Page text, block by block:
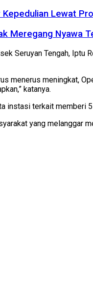
Lewat
Meregang Nyawa
Seruyan Tengah,
menerus meningkat,
katanya.
instasi terkait memberi
yang